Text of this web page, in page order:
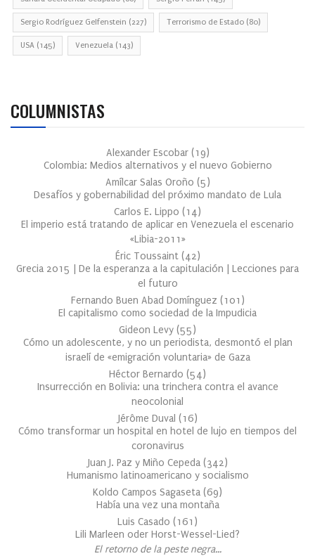
Sergio Rodríguez Gelfenstein (227) Terrorismo de Estado (80)
USA (145) Venezuela (143)
COLUMNISTAS
Alexander Escobar (19)
Colombia: Medios alternativos y el nuevo Gobierno
Amílcar Salas Oroño (5)
Desafíos y gobernabilidad del próximo mandato de Lula
Carlos E. Lippo (14)
El imperio está tratando de aplicar en Venezuela el escenario
«Libia-2011»
Éric Toussaint (42)
Grecia 2015 | De la esperanza a la capitulación | Lecciones para
el futuro
Fernando Buen Abad Domínguez (101 )
El capitalismo como sociedad de la Impudicia
Gideon Levy (55)
Cómo un adolescente, y no un periodista, desmontó el plan
israelí de «emigración voluntaria» de Gaza
Héctor Bernardo (54)
Insurrección en Bolivia: una trinchera contra el avance
neocolonial
Jérôme Duval (16)
Cómo transformar un hospital en hotel de lujo en tiempos del
coronavirus
Juan J. Paz y Miño Cepeda (342)
Humanismo latinoamericano y socialismo
Koldo Campos Sagaseta (69)
Había una vez una montaña
Luis Casado (161 )
Lili Marleen oder Horst-Wessel-Lied?
El retorno de la peste negra…